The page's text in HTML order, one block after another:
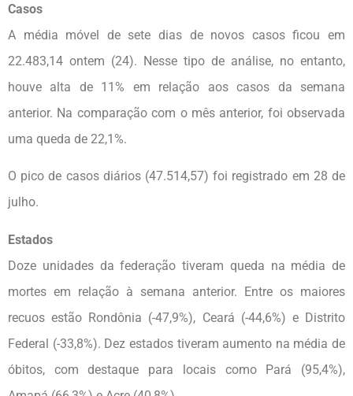
Casos
A média móvel de sete dias de novos casos ficou em
22.483,14 ontem (24). Nesse tipo de análise, no entanto,
houve alta de 11% em relação aos casos da semana
anterior. Na comparação com o mês anterior, foi observada
uma queda de 22,1%.
O pico de casos diários (47.514,57) foi registrado em 28 de
julho.
Estados
Doze unidades da federação tiveram queda na média de
mortes em relação à semana anterior. Entre os maiores
recuos estão Rondônia (-47,9%), Ceará (-44,6%) e Distrito
Federal (-33,8%). Dez estados tiveram aumento na média de
óbitos, com destaque para locais como Pará (95,4%),